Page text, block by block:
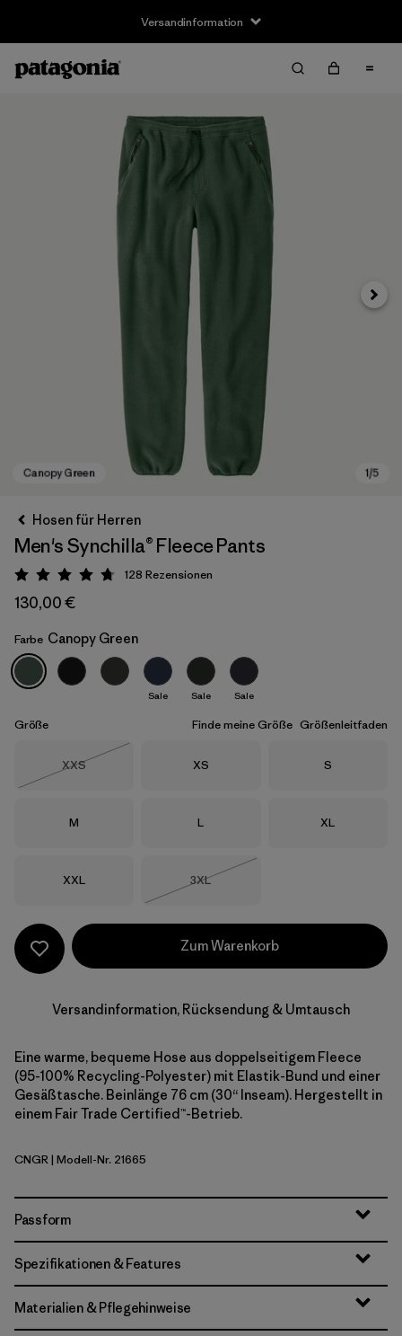
Versandinformation
Canopy Green
Hosen für Herren
Men's Synchilla® Fleece Pants
Bewertung: 4.7 / 5
128 Rezensionen
130,00 €
Farbe Canopy Green
Sale Sale Sale
Größe Finde meine Größe Größenleitfaden
Größe
XXS
Größe
XS Größe
S
Größe
M Größe
L Größe
XL
Größe
XXL Größe
3XL
Zum Warenkorb
Versandinformation, Rücksendung & Umtausch
Eine warme, bequeme Hose aus doppelseitigem Fleece
(95-100% Recycling-Polyester) mit Elastik-Bund und einer
Gesäßtasche. Beinlänge 76 cm (30“ Inseam). Hergestellt in
einem Fair Trade Certified™-Betrieb.
Canopy Green
CNGR| Modell-Nr. 21665
Passform
Spezifikationen & Features
Materialien & Pflegehinweise